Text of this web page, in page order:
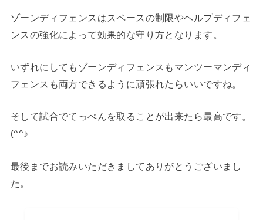
ゾーンディフェンスはスペースの制限やヘルプディフェ
ンスの強化によって効果的な守り方となります。
いずれにしてもゾーンディフェンスもマンツーマンディ
フェンスも両方できるように頑張れたらいいですね。
そして試合でてっぺんを取ることが出来たら最高です。
(^^♪
最後までお読みいただきましてありがとうございまし
た。